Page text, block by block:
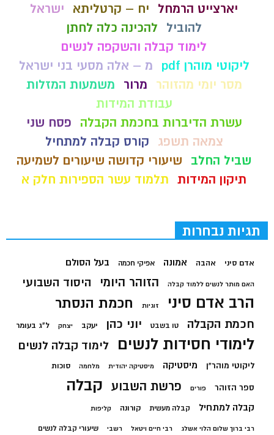
יארצייט הרמחל
יח – קרטליתא
ישראל
להוביל
להכינה כלה לחתן
לימוד קבלה והשקפה לנשים
ליקוטי מוהרן pdf
מ – אלה מסעי בני ישראל
מסר יומי מהזוהר
מרור
משמעות המזלות
עבודת המידות
עשרת הדיברות בחכמת הקבלה
פסח שני
צמאה תשפג
קורס קבלה למתחיל
שביל החלב
שיעורי קדושה שיעורים לשמיעה
תיקון המידות תלמוד עשר הספירות חלק א
תגיות נבחרות
אדם סיני אהבה אמונה אפיקי חכמה בעל הסולם
האם מותר לנשים ללמוד קבלה הזוהר היומי היסוד השבועי
הרב אדם סיני זוגיות חכמת הנסתר
חכמת הקבלה טו בשבט יוני כהן יעקב יצחק ל"ג בעומר
לימודי חסידות לנשים לימוד קבלה לנשים
ליקוטי מוהר"ן מיסטיקה מיסטיקה יהודית מלחמה סוכות
ספר הזוהר פורים פרשת השבוע קבלה
קבלה למתחיל קבלה מעשית קורונה קליפות
רבי ברוך שלום הלוי אשלג רבי חיים ויטאל רשבי שיעורי קבלה לנשים